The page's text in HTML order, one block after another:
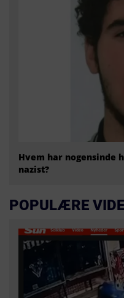
Hvem har nogensinde
nazist?
POPULÆRE